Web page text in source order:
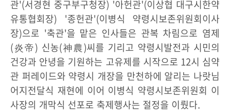
관'(서경현 중구부구청장) '아헌관'(이상협 대구시한약
유통협회장) '종헌관'(이병식 약령시보존위원회이사
장)으로 '축관'을 맡은 인사들은 관복 차림으로 염제
(炎帝) 신농(神農)씨를 기리고 약령시발전과 시민의
건강과 안녕을 기원하는 고유제를 시작으로 12시 심약
관 퍼레이드와 약령시 개장을 만천하에 알리는 나랏님
어지전달식 재현에 이어 이병식 약령시보존위원회 이
사장의 개막식 선포로 축제행사는 절정을 이뤘다.